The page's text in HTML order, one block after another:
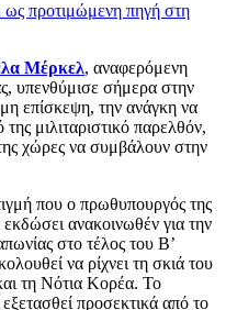
προτιμώμενη πηγή στη
Μέρκελ, αναφερόμενη
υπενθύμισε σήμερα στην
επίσκεψη, την ανάγκη να
μιλιταριστικό παρελθόν,
χώρες να συμβάλουν στην
που ο πρωθυπουργός της
εκδώσει ανακοινωθέν για την
στο τέλος του Β’
να ρίχνει τη σκιά του
τη Νότια Κορέα. Το
προσεκτικά από το